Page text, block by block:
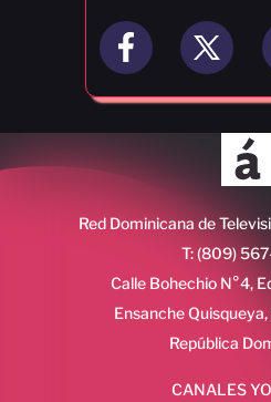
Red Dominicana de
T: (809)
Calle Bohechio N°4,
Ensanche
República
CANALES